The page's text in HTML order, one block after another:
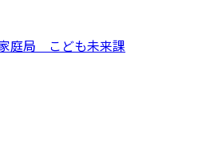
庭局 こども未来課